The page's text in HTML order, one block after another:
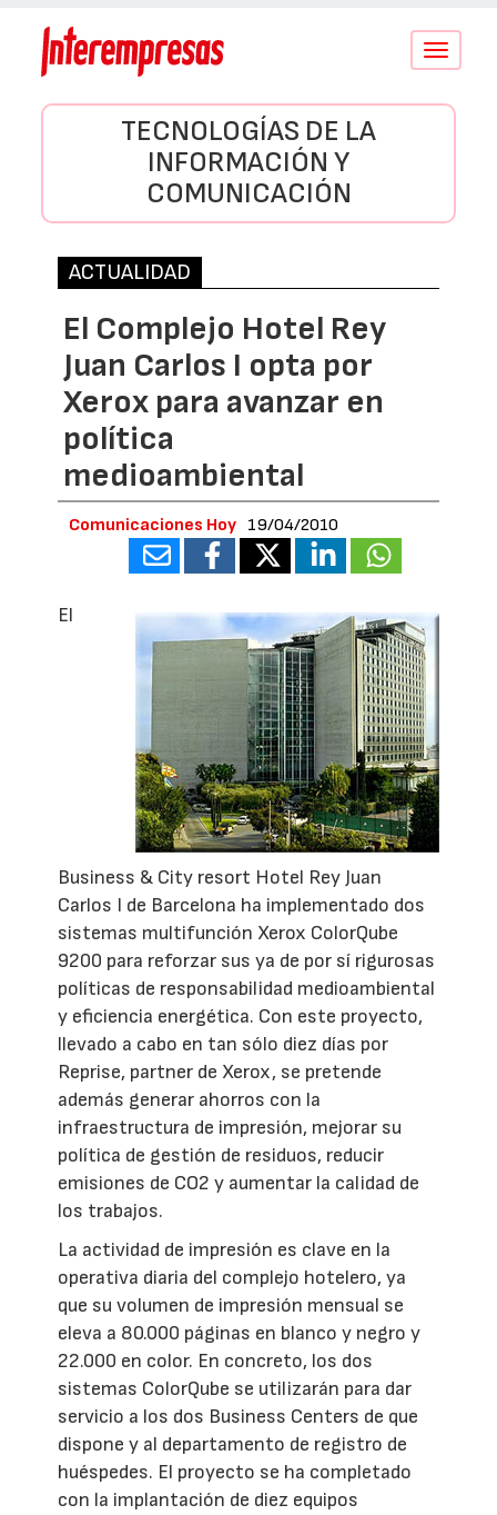
Conmutar
TECNOLOGÍAS DE LA
INFORMACIÓN Y
COMUNICACIÓN
ACTUALIDAD
El Complejo Hotel Rey
Juan Carlos I opta por
Xerox para avanzar en
política
medioambiental
Comunicaciones Hoy 19/04/2010
El
Business & City resort Hotel Rey Juan
Carlos I de Barcelona ha implementado dos
sistemas multifunción Xerox ColorQube
9200 para reforzar sus ya de por sí rigurosas
políticas de responsabilidad medioambiental
y eficiencia energética. Con este proyecto,
llevado a cabo en tan sólo diez días por
Reprise, partner de Xerox, se pretende
además generar ahorros con la
infraestructura de impresión, mejorar su
política de gestión de residuos, reducir
emisiones de CO2 y aumentar la calidad de
los trabajos.
La actividad de impresión es clave en la
operativa diaria del complejo hotelero, ya
que su volumen de impresión mensual se
eleva a 80.000 páginas en blanco y negro y
22.000 en color. En concreto, los dos
sistemas ColorQube se utilizarán para dar
servicio a los dos Business Centers de que
dispone y al departamento de registro de
huéspedes. El proyecto se ha completado
con la implantación de diez equipos